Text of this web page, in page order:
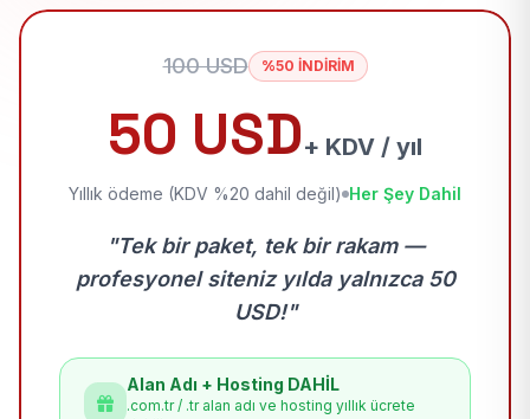
100 USD %50 İNDİRİM
50 USD+ KDV / yıl
Yıllık ödeme (KDV %20 dahil değil) Her Şey Dahil
"Tek bir paket, tek bir rakam —
profesyonel siteniz yılda yalnızca 50
USD!"
Alan Adı + Hosting DAHİL
.com.tr / .tr alan adı ve hosting yıllık ücrete